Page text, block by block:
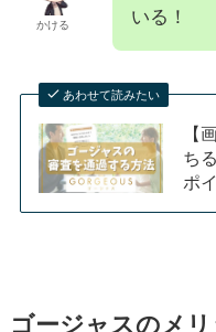
かける
いる！
あわせて読みたい
【
ち
ポ
ゴージャスのメ